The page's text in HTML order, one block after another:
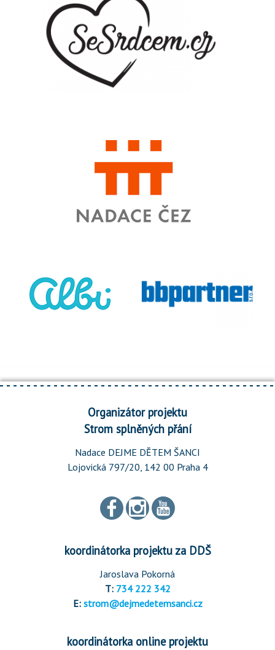
Organizátor projektu
Strom splněných přání
Nadace DEJME DĚTEM ŠANCI
Lojovická 797/20, 142 00 Praha 4
koordinátorka projektu za DDŠ
Jaroslava Pokorná
T: 734 222 342
E: strom@dejmedetemsanci.cz
koordinátorka online projektu